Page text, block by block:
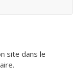
site dans le